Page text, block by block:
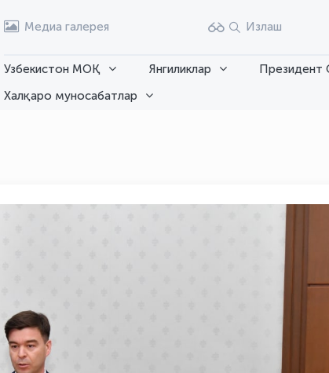
Медиа галерея Излаш
Узбекистон МОҚ Янгиликлар
Президент
Халқаро муносабатлар